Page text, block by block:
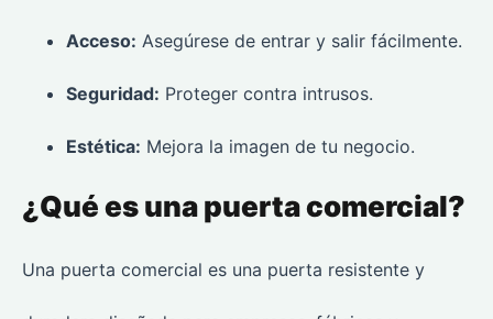
Acceso: Asegúrese de entrar y salir fácilmente.
Seguridad: Proteger contra intrusos.
Estética: Mejora la imagen de tu negocio.
¿Qué es una puerta comercial?
Una puerta comercial es una puerta resistente y